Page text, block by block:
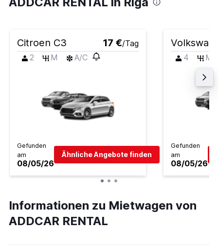
Citroen C3 17 €/Tag
2
M A/C
Gefunden
am
08/05/26
Ähnliche Angebote finden
4 M
Gefunden
am
08/05/26
Informationen zu Mietwagen von
ADDCAR RENTAL